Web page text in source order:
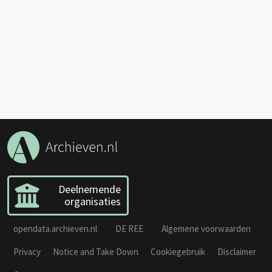
Deelnemende
organisaties
opendata.archieven.nl DE REE
Algemene voorwaarden
Privacy
Notice and Take Down Cookiegebruik
Disclaimer